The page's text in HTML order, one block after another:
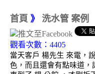
首頁 》 洗水管 案例
觀看次數：4405
當天客戶 楊先生 來電，
色，而且還會有點味道，